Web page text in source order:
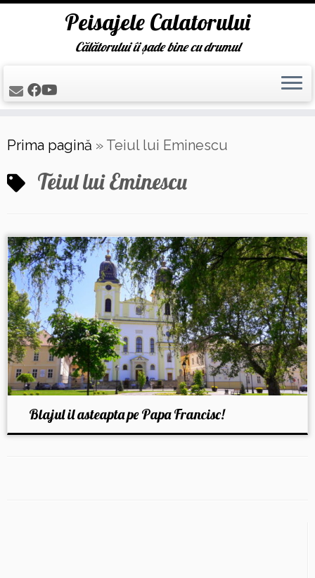
to
content
Peisajele Calatorului
Călătorului îi șade bine cu drumul
Prima pagină » Teiul lui Eminescu
Teiul lui Eminescu
Blajul il asteapta pe Papa Francisc!